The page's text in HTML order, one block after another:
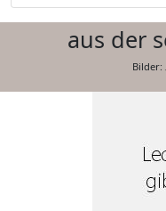
aus der
Bilder: